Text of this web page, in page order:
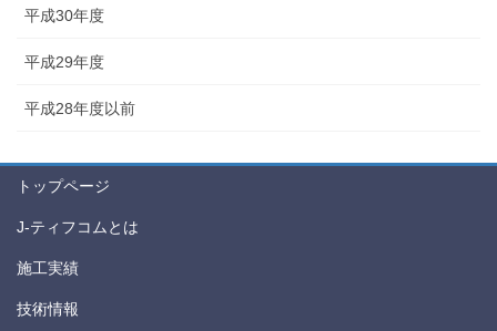
平成30年度
平成29年度
平成28年度以前
トップページ
J-ティフコムとは
施工実績
技術情報